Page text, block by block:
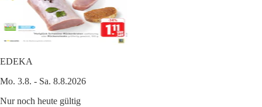
EDEKA
Mo. 3.8. - Sa. 8.8.2026
Nur noch heute gültig